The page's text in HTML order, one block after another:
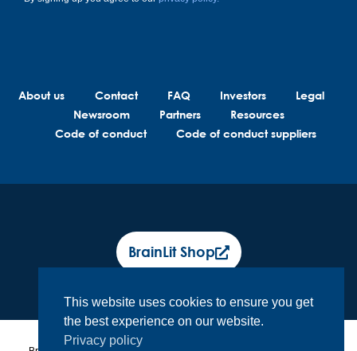
About us Contact FAQ Investors
Legal
Newsroom
Partners
Resources
Code of conduct
Code of conduct suppliers
BrainLit Shop
This website uses cookies to ensure you get
the best experience on our website.
Privacy policy